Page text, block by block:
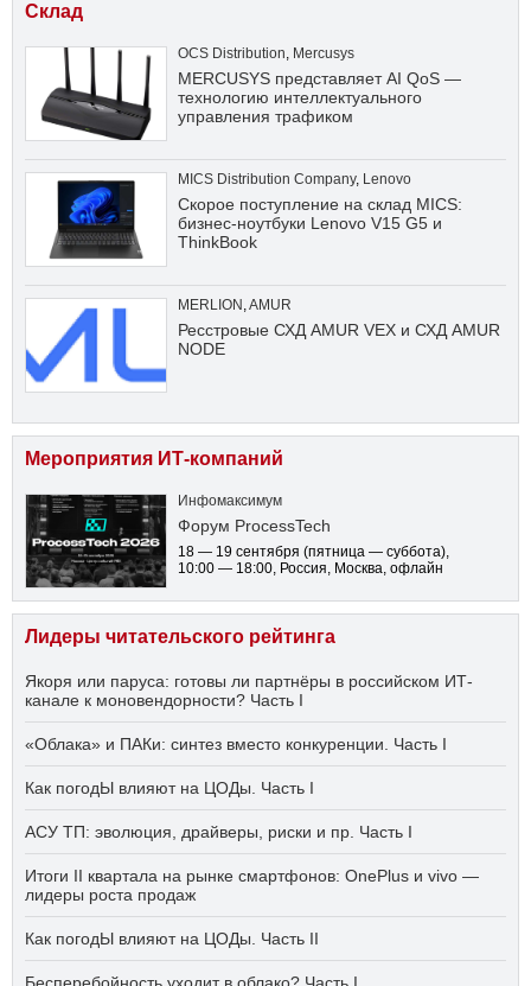
Склад
OCS Distribution, Mercusys
MERCUSYS представляет AI QoS —
технологию интеллектуального
управления трафиком
MICS Distribution Company, Lenovo
Скорое поступление на склад MICS:
бизнес-ноутбуки Lenovo V15 G5 и
ThinkBook
MERLION ,AMUR
Ресстровые СХД AMUR VEX и СХД AMUR
NODE
Мероприятия ИТ-компаний
Инфомаксимум
Форум ProcessTech
18 — 19 сентября (пятница — суббота),
10:00 — 18:00, Россия, Москва, офлайн
Лидеры читательского рейтинга
Якоря или паруса: готовы ли партнёры в российском ИТ-
канале к моновендорности? Часть I
«Облака» и ПАКи: синтез вместо конкуренции. Часть I
Как погодЫ влияют на ЦОДы. Часть I
АСУ ТП: эволюция, драйверы, риски и пр. Часть I
Итоги II квартала на рынке смартфонов: OnePlus и vivo —
лидеры роста продаж
Как погодЫ влияют на ЦОДы. Часть II